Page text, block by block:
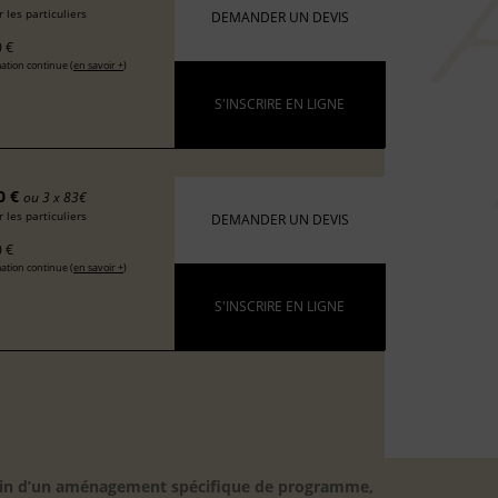
les particuliers
€
continue (en savoir +)
DEMANDER UN DEVIS
S'INSCRIRE EN LIGNE
€ ou 3 x 83€
les particuliers
€
continue (en savoir +)
DEMANDER UN DEVIS
S'INSCRIRE EN LIGNE
d’un aménagement spécifique de programme,